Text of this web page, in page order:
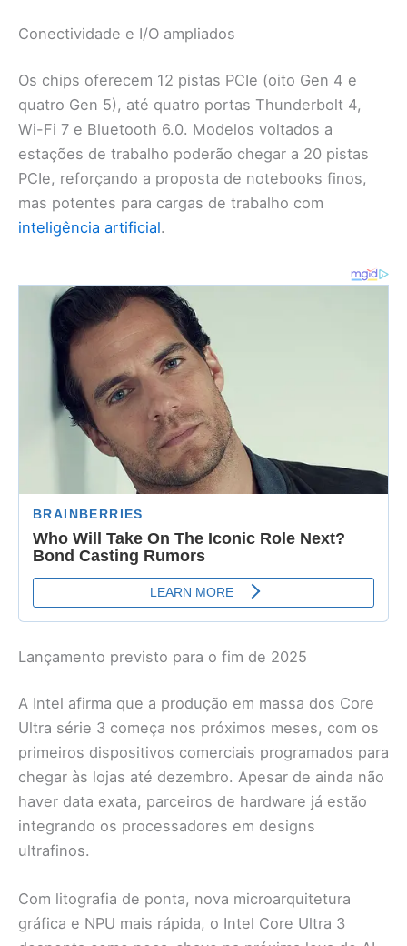
Conectividade e I/O ampliados
Os chips oferecem 12 pistas PCIe (oito Gen 4 e
quatro Gen 5), até quatro portas Thunderbolt 4,
Wi-Fi 7 e Bluetooth 6.0. Modelos voltados a
estações de trabalho poderão chegar a 20 pistas
PCIe, reforçando a proposta de notebooks finos,
mas potentes para cargas de trabalho com
inteligência artificial.
Lançamento previsto para o fim de 2025
A Intel afirma que a produção em massa dos Core
Ultra série 3 começa nos próximos meses, com os
primeiros dispositivos comerciais programados para
chegar às lojas até dezembro. Apesar de ainda não
haver data exata, parceiros de hardware já estão
integrando os processadores em designs
ultrafinos.
Com litografia de ponta, nova microarquitetura
gráfica e NPU mais rápida, o Intel Core Ultra 3